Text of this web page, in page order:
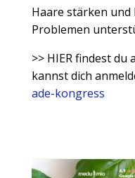
Haare stärken und
Problemen
>> HIER findest
kannst dich
ade-kongress